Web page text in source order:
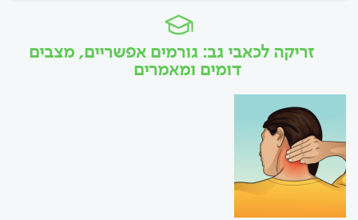
זריקה לכאבי גב: גורמים אפשריים, מצבים
דומים ומאמרים